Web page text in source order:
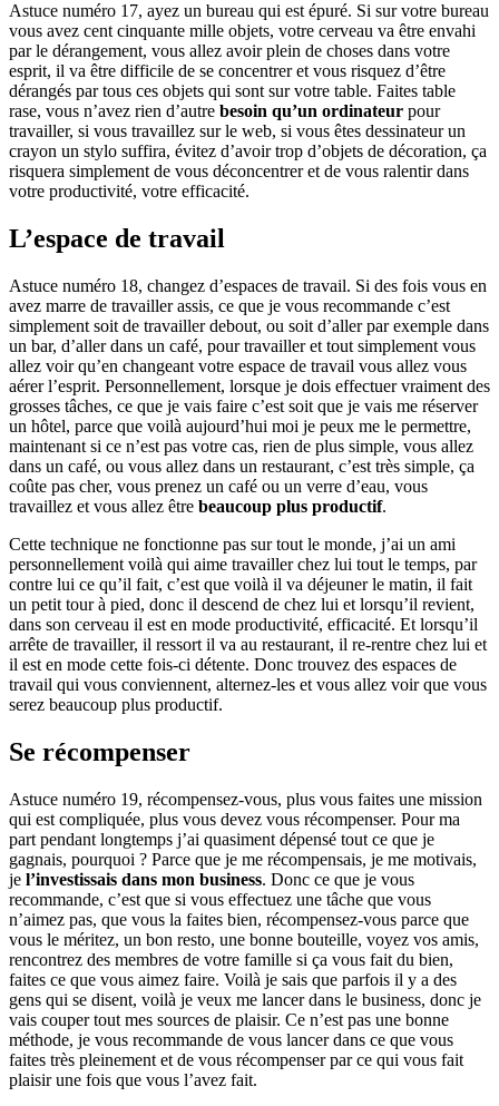
Astuce numéro 17, ayez un bureau qui est épuré. Si sur votre bureau
vous avez cent cinquante mille objets, votre cerveau va être envahi
par le dérangement, vous allez avoir plein de choses dans votre
esprit, il va être difficile de se concentrer et vous risquez d’être
dérangés par tous ces objets qui sont sur votre table. Faites table
rase, vous n’avez rien d’autre besoin qu’un ordinateur pour
travailler, si vous travaillez sur le web, si vous êtes dessinateur un
crayon un stylo suffira, évitez d’avoir trop d’objets de décoration, ça
risquera simplement de vous déconcentrer et de vous ralentir dans
votre productivité, votre efficacité.
L’espace de travail
Astuce numéro 18, changez d’espaces de travail. Si des fois vous en
avez marre de travailler assis, ce que je vous recommande c’est
simplement soit de travailler debout, ou soit d’aller par exemple dans
un bar, d’aller dans un café, pour travailler et tout simplement vous
allez voir qu’en changeant votre espace de travail vous allez vous
aérer l’esprit. Personnellement, lorsque je dois effectuer vraiment des
grosses tâches, ce que je vais faire c’est soit que je vais me réserver
un hôtel, parce que voilà aujourd’hui moi je peux me le permettre,
maintenant si ce n’est pas votre cas, rien de plus simple, vous allez
dans un café, ou vous allez dans un restaurant, c’est très simple, ça
coûte pas cher, vous prenez un café ou un verre d’eau, vous
travaillez et vous allez être beaucoup plus productif.
Cette technique ne fonctionne pas sur tout le monde, j’ai un ami
personnellement voilà qui aime travailler chez lui tout le temps, par
contre lui ce qu’il fait, c’est que voilà il va déjeuner le matin, il fait
un petit tour à pied, donc il descend de chez lui et lorsqu’il revient,
dans son cerveau il est en mode productivité, efficacité. Et lorsqu’il
arrête de travailler, il ressort il va au restaurant, il re-rentre chez lui et
il est en mode cette fois-ci détente. Donc trouvez des espaces de
travail qui vous conviennent, alternez-les et vous allez voir que vous
serez beaucoup plus productif.
Se récompenser
Astuce numéro 19, récompensez-vous, plus vous faites une mission
qui est compliquée, plus vous devez vous récompenser. Pour ma
part pendant longtemps j’ai quasiment dépensé tout ce que je
gagnais, pourquoi ? Parce que je me récompensais, je me motivais,
je l’investissais dans mon business. Donc ce que je vous
recommande, c’est que si vous effectuez une tâche que vous
n’aimez pas, que vous la faites bien, récompensez-vous parce que
vous le méritez, un bon resto, une bonne bouteille, voyez vos amis,
rencontrez des membres de votre famille si ça vous fait du bien,
faites ce que vous aimez faire. Voilà je sais que parfois il y a des
gens qui se disent, voilà je veux me lancer dans le business, donc je
vais couper tout mes sources de plaisir. Ce n’est pas une bonne
méthode, je vous recommande de vous lancer dans ce que vous
faites très pleinement et de vous récompenser par ce qui vous fait
plaisir une fois que vous l’avez fait.